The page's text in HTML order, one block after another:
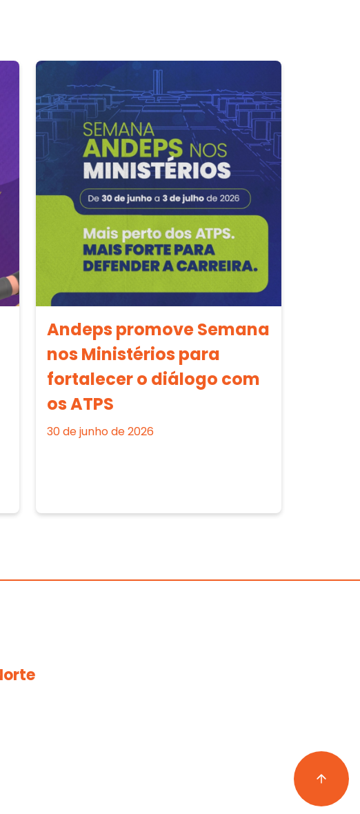
Andeps promove Semana
nos Ministérios para
fortalecer o diálogo com
os ATPS
30 de junho de 2026